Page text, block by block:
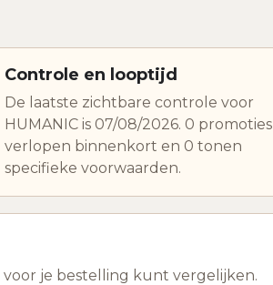
Controle en looptijd
De laatste zichtbare controle voor
HUMANIC is 07/08/2026. 0 promoties
verlopen binnenkort en 0 tonen
specifieke voorwaarden.
voor je bestelling kunt vergelijken.